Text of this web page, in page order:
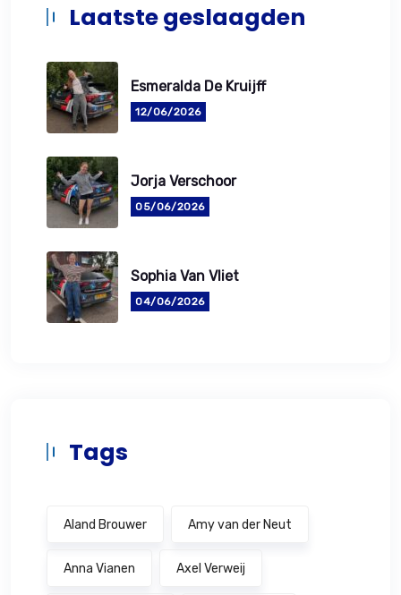
Laatste geslaagden
Esmeralda De Kruijff
12/06/2026
Jorja Verschoor
05/06/2026
Sophia Van Vliet
04/06/2026
Tags
Aland Brouwer Amy van der Neut
Anna Vianen Axel Verweij